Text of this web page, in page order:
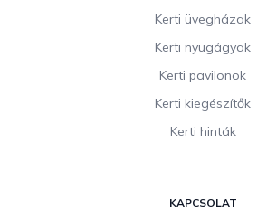
Kerti üvegházak
Kerti nyugágyak
Kerti pavilonok
Kerti kiegészítők
Kerti hinták
KAPCSOLAT